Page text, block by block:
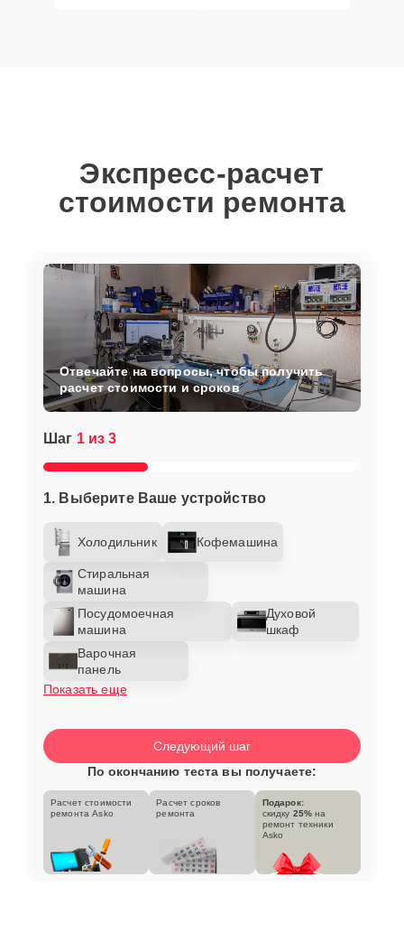
Экспресс-расчет
стоимости ремонта
Шаг 1 из 3
1. Выберите Ваше устройство
Холодильник Кофемашина
Стиральная
машина
Посудомоечная
машина
Духовой
шкаф
Варочная
панель
Показать еще
Отвечайте на вопросы, чтобы получить
расчет стоимости и сроков
Следующий шаг
По окончанию теста вы получаете:
Расчет стоимости
ремонта Asko
Расчет сроков
ремонта
Подарок:
скидку 25% на
ремонт техники
Asko